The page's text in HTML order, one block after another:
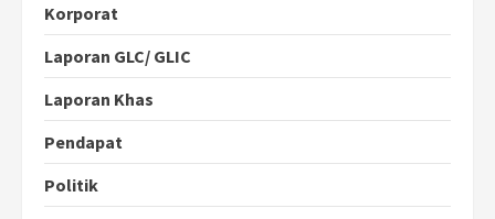
Korporat
Laporan GLC/ GLIC
Laporan Khas
Pendapat
Politik